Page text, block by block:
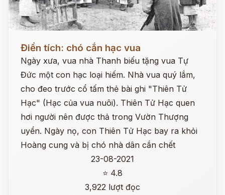
Đọc ngay
Điển tích: chó cắn hạc vua
Ngày xưa, vua nhà Thanh biếu tặng vua Tự
Đức một con hạc loại hiếm. Nhà vua quý lắm,
cho đeo trước cổ tấm thẻ bài ghi "Thiên Tử
Hạc" (Hạc của vua nuôi). Thiên Tử Hạc quen
hơi người nên được thả trong Vườn Thượng
uyển. Ngày nọ, con Thiên Tử Hạc bay ra khỏi
Hoàng cung và bị chó nhà dân cắn chết
23-08-2021
⭐ 4.8
3,922 lượt đọc